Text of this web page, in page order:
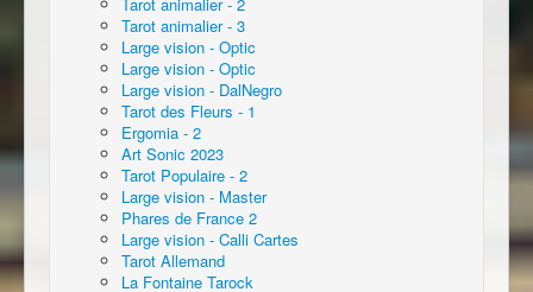
Tarot animalier - 3
Large vision - Optic
Large vision - Optic
Large vision - DalNegro
Tarot des Fleurs - 1
Ergomia - 2
Art Sonic 2023
Tarot Populaire - 2
Large vision - Master
Phares de France 2
Large vision - Calli Cartes
Tarot Allemand
La Fontaine Tarock